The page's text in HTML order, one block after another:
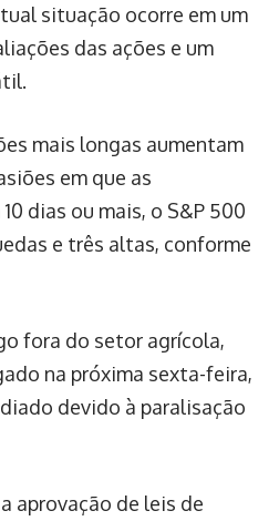
situação ocorre em um
das ações e um
mais longas aumentam
em que as
dias ou mais, o S&P 500
e três altas, conforme
fora do setor agrícola,
na próxima sexta-feira,
devido à paralisação
aprovação de leis de